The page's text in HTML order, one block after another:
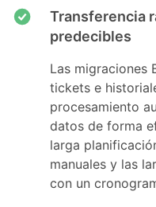
Transferencia
predecibles
Las migraciones
tickets e
procesamiento
datos de forma
larga
manuales y las
con un